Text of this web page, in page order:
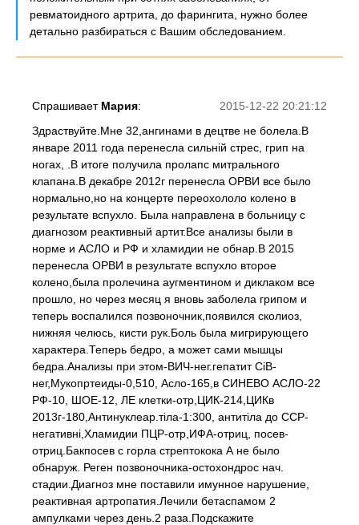
ревматоидного артрита, до фарингита, нужно более
детально разбираться с Вашим обследованием.
2015-12-22 20:21:12
Спрашивает Мария:
Здраствуйте.Мне 32,ангинами в децтве не болела.В
январе 2011 года перенесла сильній стрес, грип на
ногах, .В итоге получила пролапс митрального
клапана.В декабре 2012г перенесла ОРВИ все было
нормально,но на концерте переохололо колено в
результате вспухло. Была направлена в больницу с
диагнозом реактивный артит.Все анализы были в
норме и АСЛО и РФ и хламидии не обнар.В 2015
перенесла ОРВИ в результате вспухло второе
колено,была пролечина аугментином и диклаком все
прошло, но через месяц я вновь заболела грипом и
теперь воспалился позвоночник,появился сколиоз,
нижняя челюсь, кисти рук.Боль была мигрирующего
характера.Теперь бедро, а может сами мышцы
бедра.Анализы при этом-ВИЧ-нег.гепатит СіВ-
нег,Мукопртеиды-0,510, Асло-165,в СИНЕВО АСЛО-22
РФ-10, ШОЕ-12, ЛЕ клетки-отр,ЦИК-214,ЦИКв
2013г-180,Антинуклеар.тіла-1:300, антитіла до ССР-
негативні,Хламидии ПЦР-отр,ИФА-отриц, посев-
отриц.Бакпосев с горла стрептокока А не было
обнаруж. Реген позвоночника-остохондрос нач.
стадии.Диагноз мне поставили имунное нарушение,
реактивная артропатия.Лечили бетаспамом 2
ампулками через день.2 раза.Подскажите